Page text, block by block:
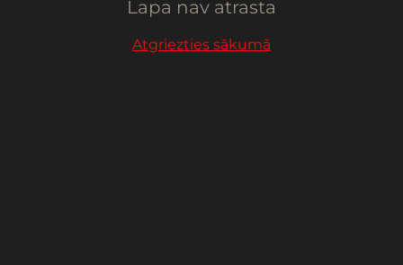
Lapa nav atrasta
Atgriezties sākumā